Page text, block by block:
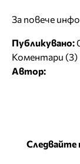
За повече
Публикувано:
Коментари (3)
Автор:
Следвайте